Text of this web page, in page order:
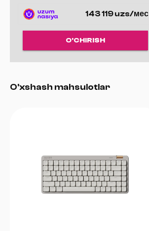
143 119 uzs/мес
O'CHIRISH
O'xshash mahsulotlar